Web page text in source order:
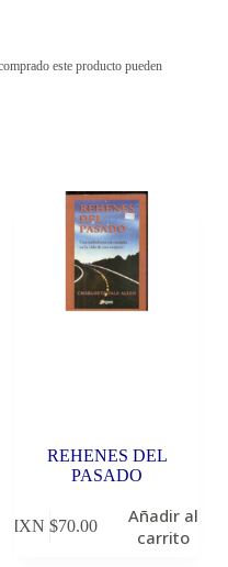
este producto pueden
REHENES DEL
PASADO
MXN $70.00
Añadir al
carrito